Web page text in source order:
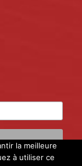
la meilleure
à utiliser ce